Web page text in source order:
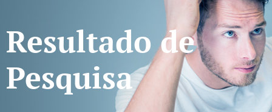
Resultado de
Pesquisa